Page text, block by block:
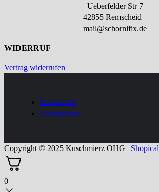
Ueberfelder Str 7
42855 Remscheid
mail@schornifix.de
WIDERRUF
Vertrag widerrufen
Impressum
Datenschutz
Copyright © 2025 Kuschmierz OHG | Shopical
0